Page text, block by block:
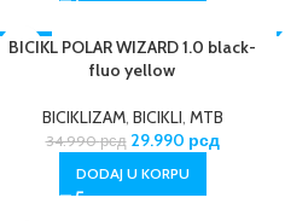
-14%
BICIKL POLAR WIZARD 1.0 black-
fluo yellow
BICIKLIZAM, BICIKLI, MTB
34.990рсд 29.990 рсд
DODAJ U KORPU